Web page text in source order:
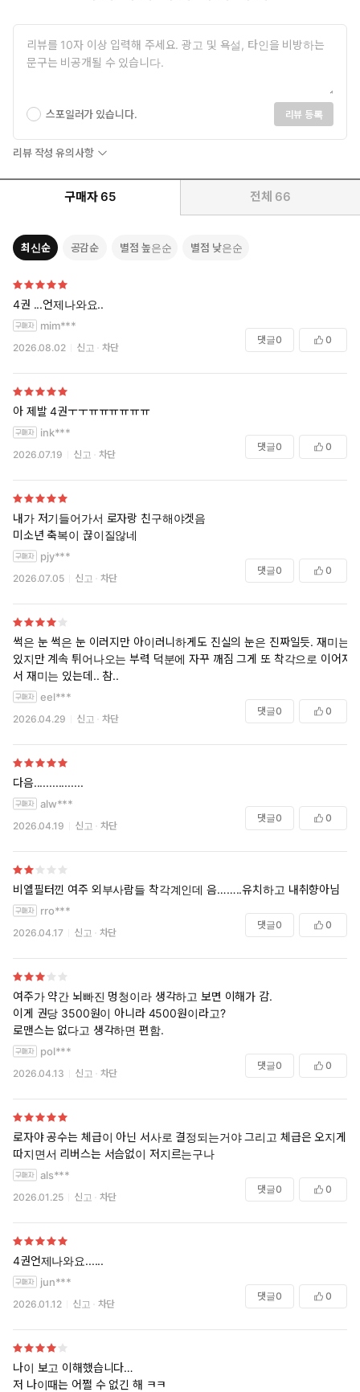
스포일러가 있습니다. 리뷰 등록
리뷰 작성 유의사항
구매자 65 전체 66
최신순 공감순 별점 높은순 별점 낮은순
4권 ...언제나와요..
mim***
2026.08.02 신고 차단
댓글0 0
아 제발 4권ㅜㅜㅠㅠㅠㅠㅠㅠ
ink***
2026.07.19 신고 차단
댓글0 0
내가 저기들어가서 로자랑 친구해야겟음
미소년 축복이 끊이질않네
pjy***
2026.07.05 신고 차단
댓글0 0
썩은 눈 썩은 눈 이러지만 아이러니하게도 진실의 눈은 진짜일듯. 재미는
있지만 계속 튀어나오는 부력 덕분에 자꾸 깨짐 그게 또 착각으로 이어져
서 재미는 있는데.. 참..
eel***
2026.04.29 신고 차단
댓글0 0
다음................
alw***
2026.04.19 신고 차단
댓글0 0
비엘필터낀 여주 외부사람들 착각계인데 음……..유치하고 내취향아님
rro***
2026.04.17 신고 차단
댓글0 0
여주가 약간 뇌빠진 멍청이라 생각하고 보면 이해가 감.
이게 권당 3500원이 아니라 4500원이라고?
로맨스는 없다고 생각하면 편함.
pol***
2026.04.13 신고 차단
댓글0 0
로자야 공수는 체급이 아닌 서사로 결정되는거야 그리고 체급은 오지게
따지면서 리버스는 서슴없이 저지르는구나
als***
2026.01.25 신고 차단
댓글0 0
4권언제나와요......
jun***
2026.01.12 신고 차단
댓글0 0
나이 보고 이해했습니다…
저 나이때는 어쩔 수 없긴 해 ㅋㅋ